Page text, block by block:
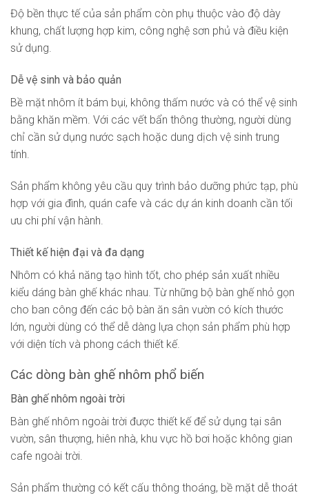
Độ bền thực tế của sản phẩm còn phụ thuộc vào độ dày
khung, chất lượng hợp kim, công nghệ sơn phủ và điều kiện
sử dụng.
Dễ vệ sinh và bảo quản
Bề mặt nhôm ít bám bụi, không thấm nước và có thể vệ sinh
bằng khăn mềm. Với các vết bẩn thông thường, người dùng
chỉ cần sử dụng nước sạch hoặc dung dịch vệ sinh trung
tính.
Sản phẩm không yêu cầu quy trình bảo dưỡng phức tạp, phù
hợp với gia đình, quán cafe và các dự án kinh doanh cần tối
ưu chi phí vận hành.
Thiết kế hiện đại và đa dạng
Nhôm có khả năng tạo hình tốt, cho phép sản xuất nhiều
kiểu dáng bàn ghế khác nhau. Từ những bộ bàn ghế nhỏ gọn
cho ban công đến các bộ bàn ăn sân vườn có kích thước
lớn, người dùng có thể dễ dàng lựa chọn sản phẩm phù hợp
với diện tích và phong cách thiết kế.
Các dòng bàn ghế nhôm phổ biến
Bàn ghế nhôm ngoài trời
Bàn ghế nhôm ngoài trời được thiết kế để sử dụng tại sân
vườn, sân thượng, hiên nhà, khu vực hồ bơi hoặc không gian
cafe ngoài trời.
Sản phẩm thường có kết cấu thông thoáng, bề mặt dễ thoát